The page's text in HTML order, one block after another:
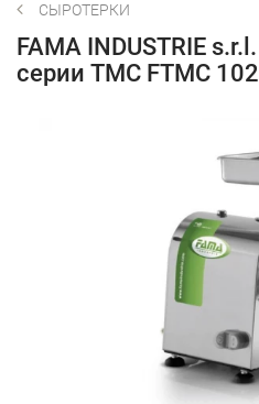
СЫРОТЕРКИ
FAMA INDUSTRIE
серии TMC FTMC